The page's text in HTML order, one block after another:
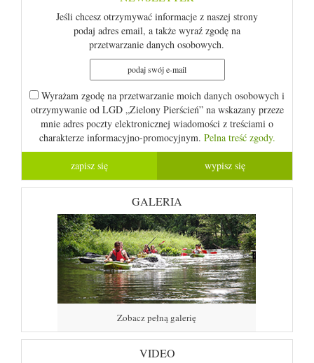
Jeśli chcesz otrzymywać informacje z naszej strony
podaj adres email, a także wyraź zgodę na
przetwarzanie danych osobowych.
Wyrażam zgodę na przetwarzanie moich danych osobowych i
otrzymywanie od LGD „Zielony Pierścień” na wskazany przeze
mnie adres poczty elektronicznej wiadomości z treściami o
charakterze informacyjno-promocyjnym. Pelna treść zgody.
GALERIA
Zobacz pełną galerię
VIDEO